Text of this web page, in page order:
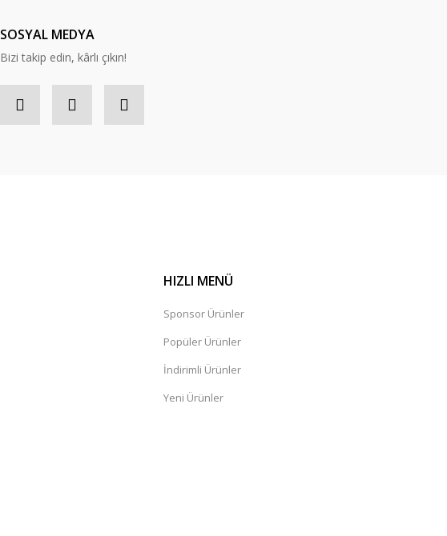
SOSYAL MEDYA
Bizi takip edin, kârlı çıkın!
HIZLI MENÜ
Sponsor Ürünler
Popüler Ürünler
İndirimli Ürünler
Yeni Ürünler